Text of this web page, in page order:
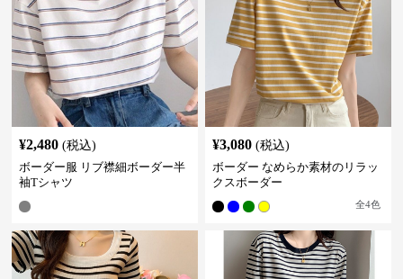
¥2,480 (税込)
ボーダー服 リブ襟細ボーダー半
袖Tシャツ
¥3,080 (税込)
ボーダー なめらか素材のリラッ
クスボーダー
全4色